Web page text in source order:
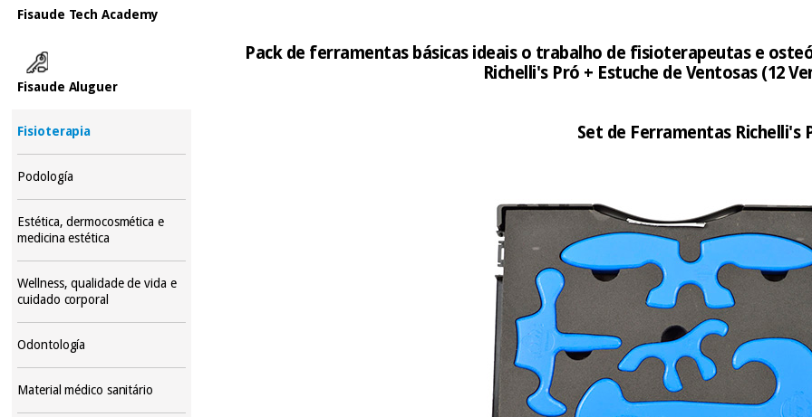
Fisaude Tech Academy
Fisaude Aluguer
Fisioterapia
Podología
Estética, dermocosmética e
medicina estética
Wellness, qualidade de vida e
cuidado corporal
Odontología
Material médico sanitário
Os seus
incomodaremos
Pack de ferramentas básicas ideais o trabalho de fisioterapeutas e
Richelli's Pró + Estuche de Ventosas (12
Set de Ferramentas Richelli's